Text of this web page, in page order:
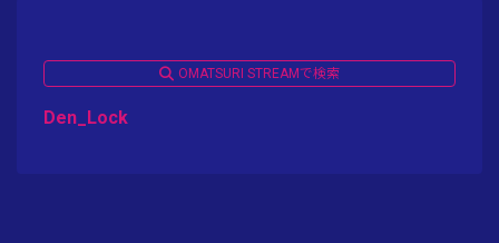
OMATSURI STREAMで検索
Den_Lock